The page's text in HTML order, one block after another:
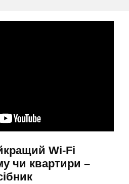
Wi-Fi
чи квартири –